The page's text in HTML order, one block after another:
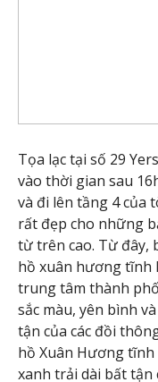
Tọa lạc tại số 29
vào thời gian sau
và đi lên tầng 4 của
rất đẹp cho những
từ trên cao. Từ đây,
hồ xuân hương tĩnh
trung tâm thành
sắc màu, yên bình
tận của các đồi
hồ Xuân Hương
xanh trải dài bất tận